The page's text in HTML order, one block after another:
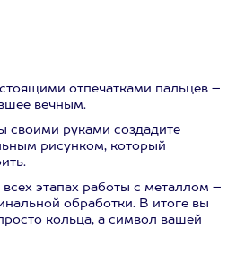
отпечатками пальцев –
вечным.
своими руками создадите
рисунком, который
этапах работы с металлом –
обработки. В итоге вы
кольца, а символ вашей